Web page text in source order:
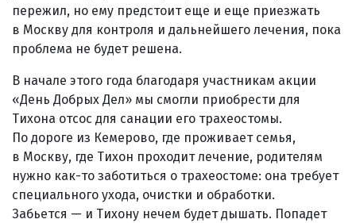
пережил, но ему предстоит еще и еще приезжать
в Москву для контроля и дальнейшего лечения, пока
проблема не будет решена.
В начале этого года благодаря участникам акции
«День Добрых Дел» мы смогли приобрести для
Тихона отсос для санации его трахеостомы.
По дороге из Кемерово, где проживает семья,
в Москву, где Тихон проходит лечение, родителям
нужно как-то заботиться о трахеостоме: она требует
специального ухода, очистки и обработки.
Забьется — и Тихону нечем будет дышать. Попадет